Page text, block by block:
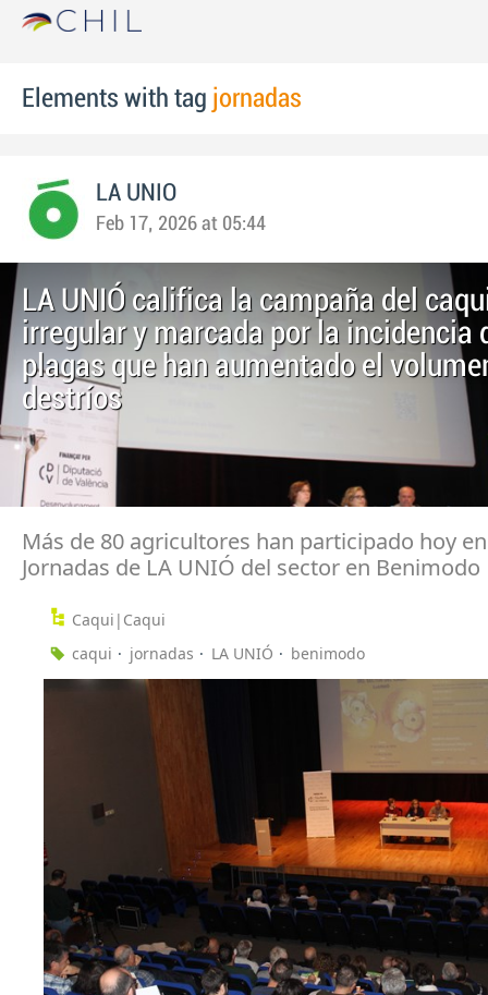
Elements with tag jornadas
LA UNIO
Feb 17, 2026 at 05:44
LA UNIÓ califica la campaña del
irregular y marcada por la incidencia
plagas que han aumentado el
destríos
Más de 80 agricultores han participado hoy
Jornadas de LA UNIÓ del sector en Benimodo
Caqui|Caqui
caqui
jornadas LA UNIÓ benimodo